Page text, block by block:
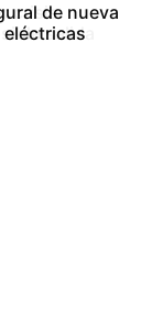
crisis
salida